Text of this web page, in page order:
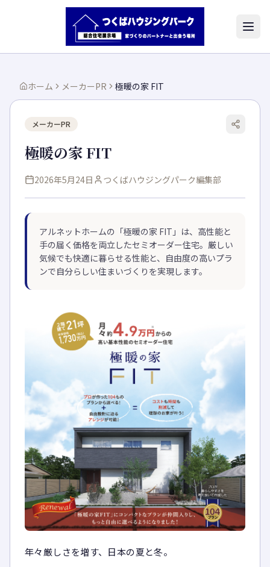
ホーム メーカーPR 極暖の家 FIT
メーカーPR
極暖の家 FIT
2026年5月24日 つくばハウジングパーク編集部
アルネットホームの「極暖の家 FIT」は、高性能と
手の届く価格を両立したセミオーダー住宅。厳しい
気候でも快適に暮らせる性能と、自由度の高いプラ
ンで自分らしい住まいづくりを実現します。
年々厳しさを増す、日本の夏と冬。